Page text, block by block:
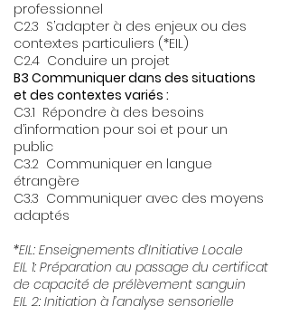
professionnel
C2.3 S’adapter à des enjeux ou des
contextes particuliers (*EIL)
C2.4 Conduire un projet
B3 Communiquer dans des situations
et des contextes variés :
C3.1 Répondre à des besoins
d’information pour soi et pour un
public
C3.2 Communiquer en langue
étrangère
C3.3 Communiquer avec des moyens
adaptés
*EIL: Enseignements d’Initiative Locale
EIL 1: Préparation au passage du certificat
de capacité de prélèvement sanguin
EIL 2: Initiation à l’analyse sensorielle